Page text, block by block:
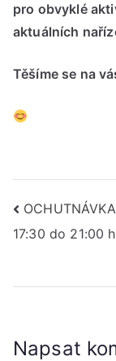
pro obvyklé
aktuálních
Těšíme se na
pro
17:30 do 21:00 h
Napsat